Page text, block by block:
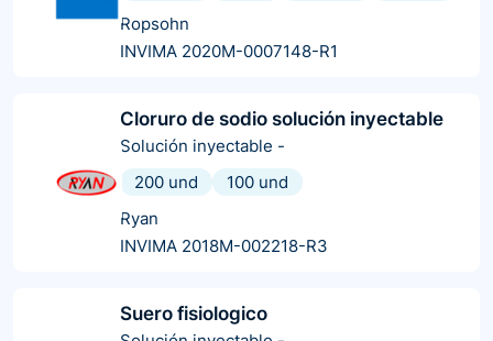
Ropsohn
INVIMA 2020M-0007148-R1
Cloruro de sodio solución inyectable
Solución inyectable -
200 und
100 und
Ryan
INVIMA 2018M-002218-R3
Suero fisiologico